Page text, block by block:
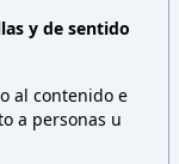
y de sentido
al contenido e
a personas u